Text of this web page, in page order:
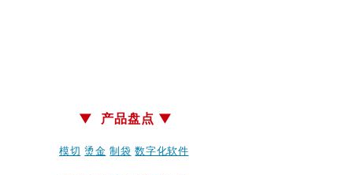
▼ 产品盘点 ▼
模切 烫金 制袋 数字化软件